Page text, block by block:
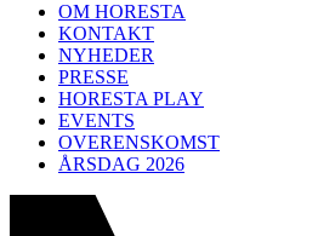
OM HORESTA
KONTAKT
NYHEDER
PRESSE
HORESTA PLAY
EVENTS
OVERENSKOMST
ÅRSDAG 2026